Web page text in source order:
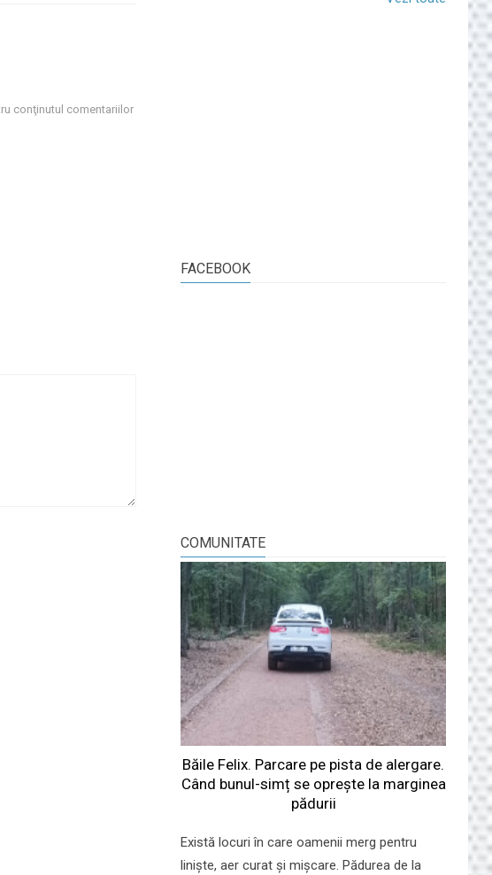
conţinutul comentariilor
FACEBOOK
COMUNITATE
Băile Felix. Parcare pe pista de alergare.
Când bunul-simț se oprește la marginea
pădurii
Există locuri în care oamenii merg pentru
liniște, aer curat și mișcare. Pădurea de la